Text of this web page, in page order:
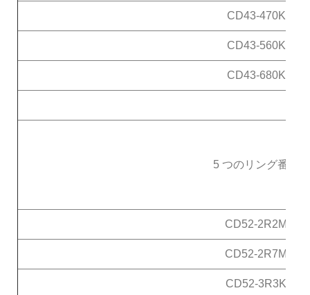
CD43-470K
CD43-560K
CD43-680K
5 つのリング番号
CD52-2R2M
CD52-2R7M
CD52-3R3K